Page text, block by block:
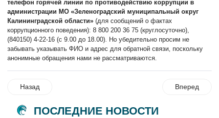
телефон горячей линии по противодействию коррупции в
администрации МО «Зеленоградский муниципальный округ
Калининградской области» (для сообщений о фактах
коррупционного поведения): 8 800 200 36 75 (круглосуточно),
(840150) 4-22-16 (с 9.00 до 18.00). Но убедительно просим не
забывать указывать ФИО и адрес для обратной связи, поскольку
анонимные обращения нами не рассматриваются.
Назад Вперед
ПОСЛЕДНИЕ НОВОСТИ